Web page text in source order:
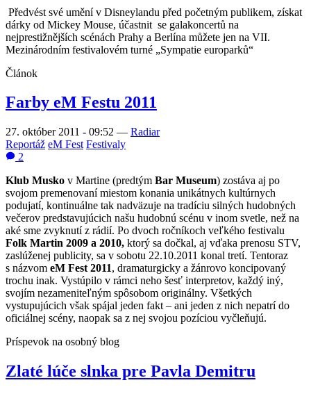
Předvést své umění v Disneylandu před početným publikem, získat
dárky od Mickey Mouse, účastnit se galakoncertů na
nejprestižnějších scénách Prahy a Berlína můžete jen na VII.
Mezinárodním festivalovém turné „Sympatie europarků“
Článok
Farby eM Festu 2011
27. október 2011 - 09:52 — Radiar
Reportáž eM Fest Festivaly
2
Klub Musko v Martine (predtým Bar Museum) zostáva aj po
svojom premenovaní miestom konania unikátnych kultúrnych
podujatí, kontinuálne tak nadväzuje na tradíciu silných hudobných
večerov predstavujúcich našu hudobnú scénu v inom svetle, než na
aké sme zvyknutí z rádií. Po dvoch ročníkoch veľkého festivalu
Folk Martin 2009 a 2010, ktorý sa dočkal, aj vďaka prenosu STV,
zaslúženej publicity, sa v sobotu 22.10.2011 konal tretí. Tentoraz
s názvom eM Fest 2011, dramaturgicky a žánrovo koncipovaný
trochu inak. Vystúpilo v rámci neho šesť interpretov, každý iný,
svojím nezameniteľným spôsobom originálny. Všetkých
vystupujúcich však spájal jeden fakt – ani jeden z nich nepatrí do
oficiálnej scény, naopak sa z nej svojou pozíciou vyčleňujú.
Príspevok na osobný blog
Zlaté lúče slnka pre Pavla Demitru